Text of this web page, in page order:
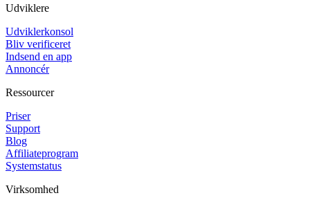
Udviklere
Udviklerkonsol
Bliv verificeret
Indsend en app
Annoncér
Ressourcer
Priser
Support
Blog
Affiliateprogram
Systemstatus
Virksomhed